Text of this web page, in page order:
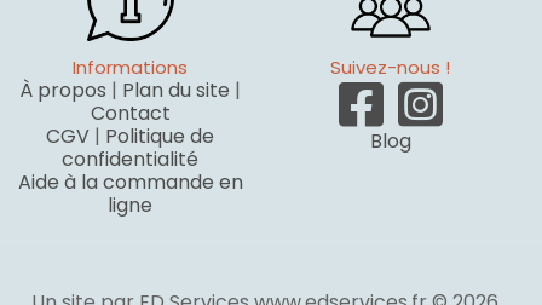
Informations
À propos | Plan du site |
Contact
CGV | Politique de
confidentialité
Aide à la commande en
ligne
Suivez-nous !
Blog